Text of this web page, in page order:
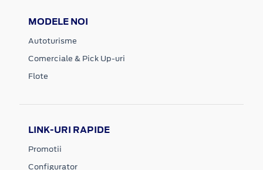
MODELE NOI
Autoturisme
Comerciale & Pick Up-uri
Flote
LINK-URI RAPIDE
Promotii
Configurator